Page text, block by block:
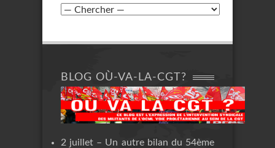
BLOG OÙ-VA-LA-CGT?
2 juillet – Un autre bilan du 54ème